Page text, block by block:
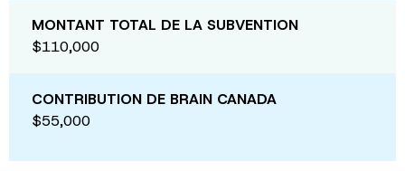
MONTANT TOTAL DE LA SUBVENTION
$110,000
CONTRIBUTION DE BRAIN CANADA
$55,000